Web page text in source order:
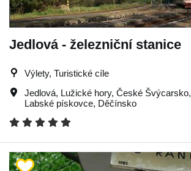
Jedlová - železniční stanice
Výlety, Turistické cíle
Jedlová, Lužické hory, České Švýcarsko,
Labské pískovce, Děčínsko